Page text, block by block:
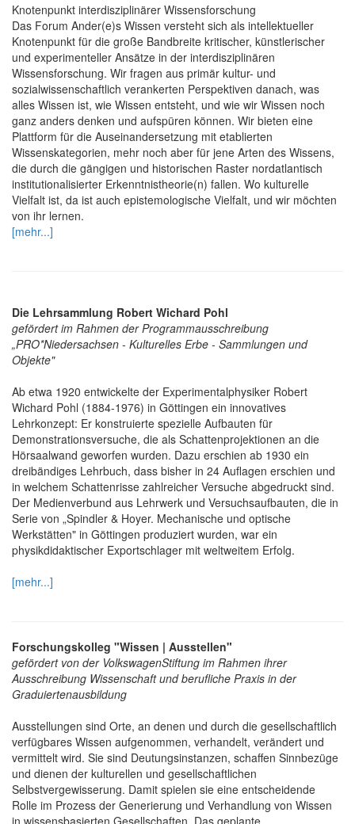
Knotenpunkt interdisziplinärer Wissensforschung
Das Forum Ander(e)s Wissen versteht sich als intellektueller
Knotenpunkt für die große Bandbreite kritischer, künstlerischer
und experimenteller Ansätze in der interdisziplinären
Wissensforschung. Wir fragen aus primär kultur- und
sozialwissenschaftlich verankerten Perspektiven danach, was
alles Wissen ist, wie Wissen entsteht, und wie wir Wissen noch
ganz anders denken und aufspüren können. Wir bieten eine
Plattform für die Auseinandersetzung mit etablierten
Wissenskategorien, mehr noch aber für jene Arten des Wissens,
die durch die gängigen und historischen Raster nordatlantisch
institutionalisierter Erkenntnistheorie(n) fallen. Wo kulturelle
Vielfalt ist, da ist auch epistemologische Vielfalt, und wir möchten
von ihr lernen.
[mehr...]
Die Lehrsammlung Robert Wichard Pohl
gefördert im Rahmen der Programmausschreibung
„PRO*Niedersachsen - Kulturelles Erbe - Sammlungen und
Objekte"
Ab etwa 1920 entwickelte der Experimentalphysiker Robert
Wichard Pohl (1884-1976) in Göttingen ein innovatives
Lehrkonzept: Er konstruierte spezielle Aufbauten für
Demonstrationsversuche, die als Schattenprojektionen an die
Hörsaalwand geworfen wurden. Dazu erschien ab 1930 ein
dreibändiges Lehrbuch, dass bisher in 24 Auflagen erschien und
in welchem Schattenrisse zahlreicher Versuche abgedruckt sind.
Der Medienverbund aus Lehrwerk und Versuchsaufbauten, die in
Serie von „Spindler & Hoyer. Mechanische und optische
Werkstätten" in Göttingen produziert wurden, war ein
physikdidaktischer Exportschlager mit weltweitem Erfolg.
[mehr...]
Forschungskolleg "Wissen | Ausstellen"
gefördert von der VolkswagenStiftung im Rahmen ihrer
Ausschreibung Wissenschaft und berufliche Praxis in der
Graduiertenausbildung
Ausstellungen sind Orte, an denen und durch die gesellschaftlich
verfügbares Wissen aufgenommen, verhandelt, verändert und
vermittelt wird. Sie sind Deutungsinstanzen, schaffen Sinnbezüge
und dienen der kulturellen und gesellschaftlichen
Selbstvergewisserung. Damit spielen sie eine entscheidende
Rolle im Prozess der Generierung und Verhandlung von Wissen
in wissensbasierten Gesellschaften. Das geplante